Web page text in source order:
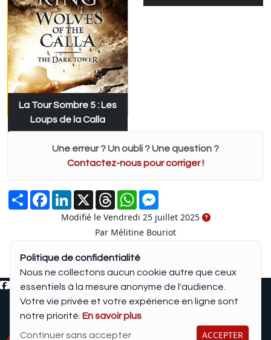
La Tour Sombre 5 : Les
Loups de la Calla
Une erreur ? Un oubli ? Une question ?
Contactez-nous pour corriger !
PartagerFacebook
LinkedIn
X ThreadsWhatsApp
Modifié le Vendredi 25 juillet 2025
Par Mélitine Bouriot
©2006-2026
Création de site pour Edition, Livre avec
Mentions légales
Politique de confidentialité
Nous ne collectons aucun cookie autre que ceux
essentiels à la mesure anonyme de l'audience.
Votre vie privée et votre expérience en ligne sont
notre priorité. En savoir plus
ACCEPTER
Continuer sans accepter